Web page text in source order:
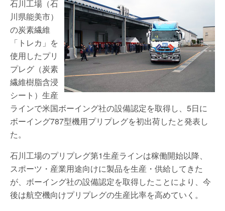
石川工場（石
川県能美市）
の炭素繊維
「トレカ」を
使用したプリ
プレグ（炭素
繊維樹脂含浸
シート）生産
ラインで米国ボーイング社の設備認定を取得し、5日に
ボーイング787型機用プリプレグを初出荷したと発表し
た。
石川工場のプリプレグ第1生産ラインは稼働開始以降、
スポーツ・産業用途向けに製品を生産・供給してきた
が、ボーイング社の設備認定を取得したことにより、今
後は航空機向けプリプレグの生産比率を高めていく。